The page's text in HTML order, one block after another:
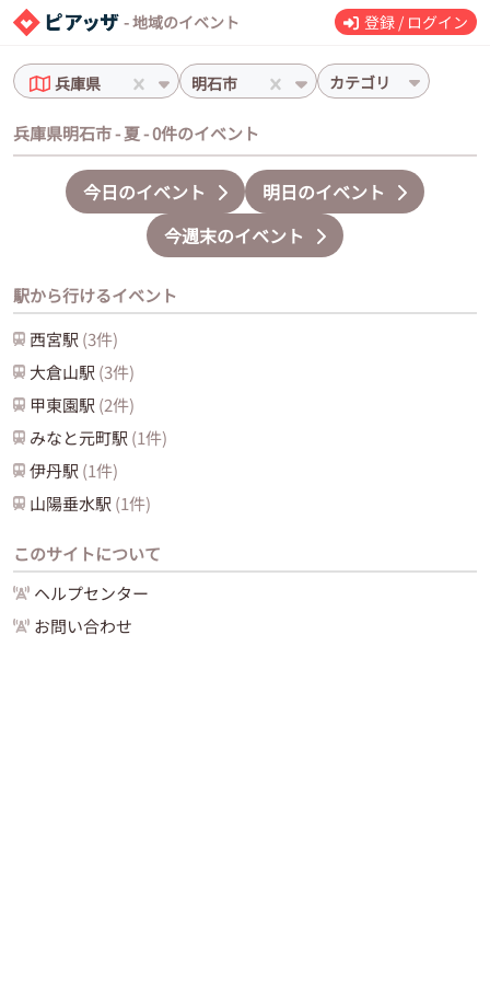
- 地域のイベント 登録 / ログイン
兵庫県 明石市 カテゴリ
兵庫県明石市 - 夏 - 0件のイベント
今日のイベント
明日のイベント
今週末のイベント
駅から行けるイベント
西宮駅 (3件)
大倉山駅 (3件)
甲東園駅 (2件)
みなと元町駅 (1件)
伊丹駅 (1件)
山陽垂水駅 (1件)
このサイトについて
ヘルプセンター
お問い合わせ